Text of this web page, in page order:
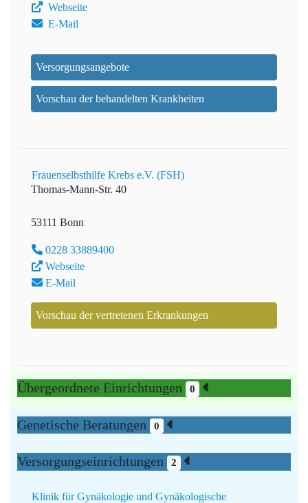
Webseite
E-Mail
Versorgungsangebote
Vorschau der behandelten Krankheiten
Frauenselbsthilfe Krebs e.V. (FSH)
Thomas-Mann-Str. 40
53111 Bonn
0228 33889400
Webseite
E-Mail
Vorschau der vertretenen Erkrankungen
Übergeordnete Einrichtungen 0
Genetische Beratungen 0
Versorgungseinrichtungen 2
Klinik für Gynäkologie und Gynäkologische